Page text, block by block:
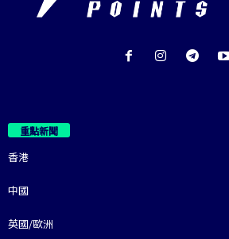
重點新聞
香港
中國
英國/歐洲